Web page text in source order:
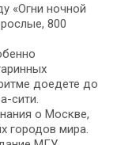
«Огни ночной
800
доедете до
сити.
о Москве,
городов мира.